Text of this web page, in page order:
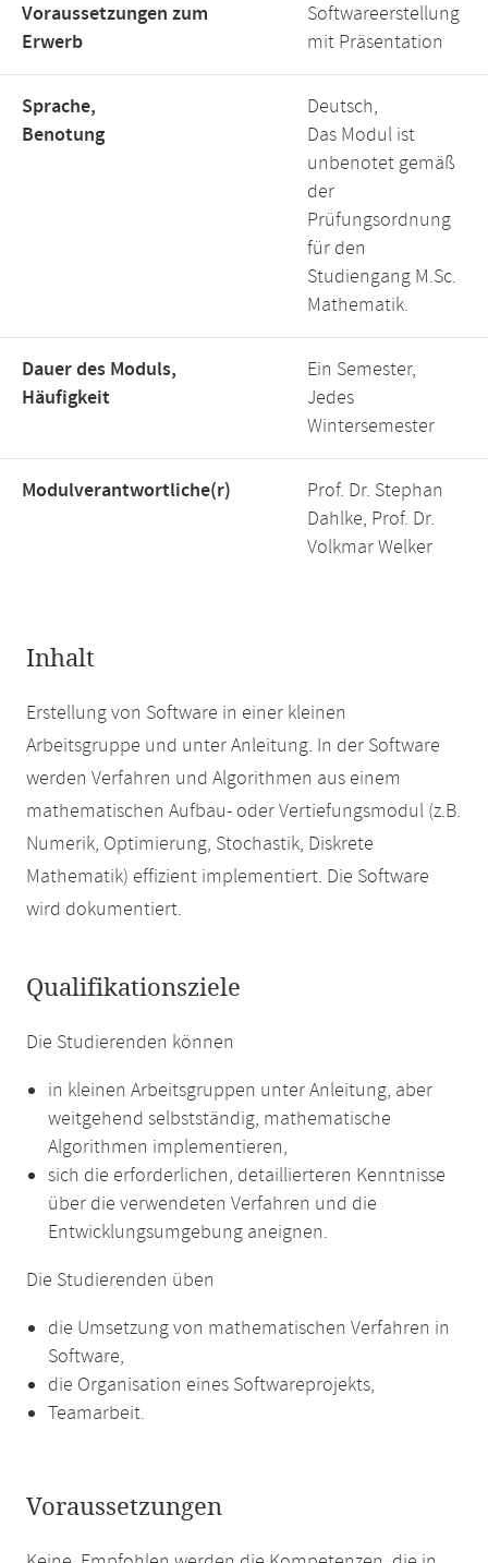
Voraussetzungen zum
Erwerb
Softwareerstellung
mit Präsentation
Sprache,
Benotung
Deutsch,
Das Modul ist
unbenotet gemäß
der
Prüfungsordnung
für den
Studiengang M.Sc.
Mathematik.
Dauer des Moduls,
Häufigkeit
Ein Semester,
Jedes
Wintersemester
Modulverantwortliche(r)
Prof. Dr. Stephan
Dahlke, Prof. Dr.
Volkmar Welker
Inhalt
Erstellung von Software in einer kleinen
Arbeitsgruppe und unter Anleitung. In der Software
werden Verfahren und Algorithmen aus einem
mathematischen Aufbau- oder Vertiefungsmodul (z.B.
Numerik, Optimierung, Stochastik, Diskrete
Mathematik) effizient implementiert. Die Software
wird dokumentiert.
Qualifikationsziele
Die Studierenden können
in kleinen Arbeitsgruppen unter Anleitung, aber
weitgehend selbstständig, mathematische
Algorithmen implementieren,
sich die erforderlichen, detaillierteren Kenntnisse
über die verwendeten Verfahren und die
Entwicklungsumgebung aneignen.
Die Studierenden üben
die Umsetzung von mathematischen Verfahren in
Software,
die Organisation eines Softwareprojekts,
Teamarbeit.
Voraussetzungen